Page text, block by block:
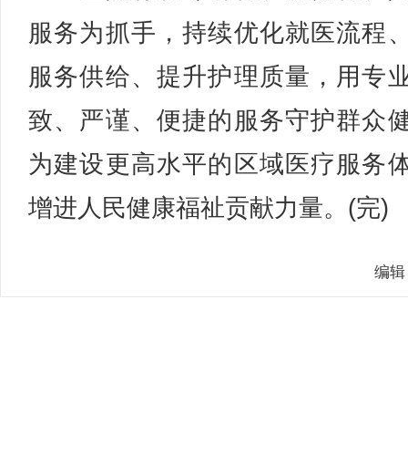
服务为抓手，持续优化就医流程
服务供给、提升护理质量，用专
致、严谨、便捷的服务守护群众
为建设更高水平的区域医疗服务
增进人民健康福祉贡献力量。(完)
编